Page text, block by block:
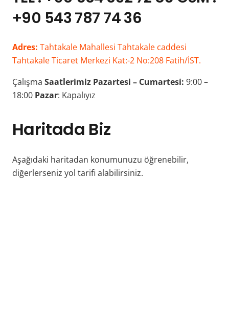
+90 543 787 74 36
Adres: Tahtakale Mahallesi Tahtakale caddesi
Tahtakale Ticaret Merkezi Kat:-2 No:208 Fatih/İST.
Çalışma Saatlerimiz Pazartesi – Cumartesi: 9:00 –
18:00 Pazar: Kapalıyız
Haritada Biz
Aşağıdaki haritadan konumunuzu öğrenebilir,
diğerlerseniz yol tarifi alabilirsiniz.